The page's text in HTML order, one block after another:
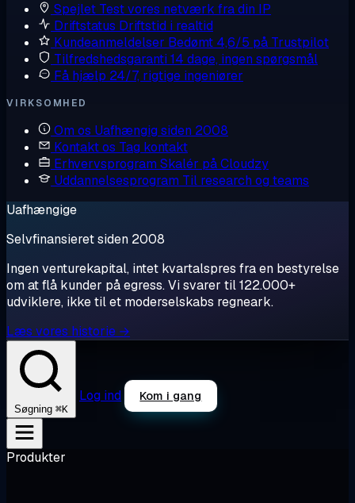
Spejlet Test vores netværk fra din IP
Driftstatus Driftstid i realtid
Kundeanmeldelser Bedømt 4,6/5 på Trustpilot
Tilfredshedsgaranti 14 dage, ingen spørgsmål
Få hjælp 24/7, rigtige ingeniører
VIRKSOMHED
Om os Uafhængig siden 2008
Kontakt os Tag kontakt
Erhvervsprogram Skalér på Cloudzy
Uddannelsesprogram Til research og teams
Uafhængige
Selvfinansieret siden 2008
Ingen venturekapital, intet kvartalspres fra en bestyrelse
om at flå kunder på egress. Vi svarer til 122.000+
udviklere, ikke til et moderselskabs regneark.
Læs vores historie →
Søgning ⌘K
Log ind Kom i gang
Produkter